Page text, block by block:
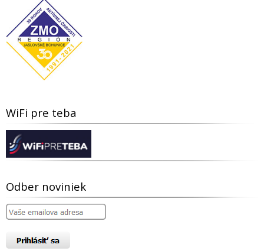
WiFi pre teba
Odber noviniek